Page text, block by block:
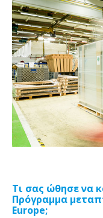
Τι σας ώθησε να
Πρόγραμμα
Europe;